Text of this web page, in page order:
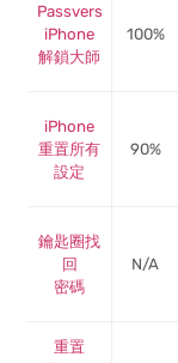
Passvers
iPhone
解鎖大師
100%
iPhone
重置所有
設定
90%
鑰匙圈找
回
密碼
N/A
重置